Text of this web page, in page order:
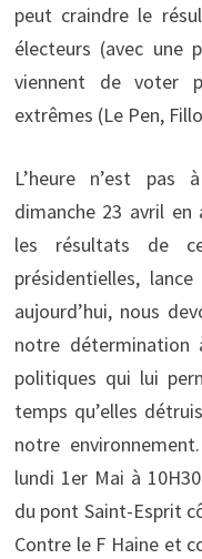
peut craindre le
électeurs (avec une
viennent de voter
extrêmes (Le Pen,
L’heure n’est
dimanche 23 avril en
les résultats de
présidentielles,
aujourd’hui, nous
notre détermination
politiques qui lui
temps qu’elles
notre
lundi 1er Mai à
du pont Saint-Esprit
Contre le F Haine et